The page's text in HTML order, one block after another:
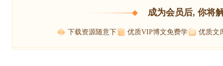
成为会员后, 你将
下载资源随意下 优质VIP博文免费学 优质文